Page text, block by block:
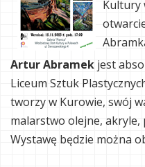
Kultury
Artur Abramek jest
Liceum Sztuk
tworzy w Kurowie, swój
malarstwo olejne, akryle,
Wystawę będzie można